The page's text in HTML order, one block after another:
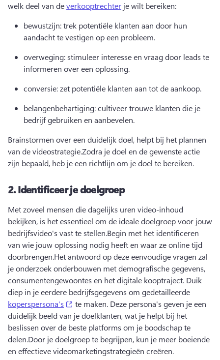
welk deel van de verkooptrechter je wilt bereiken:
bewustzijn: trek potentiële klanten aan door hun
aandacht te vestigen op een probleem.
overweging: stimuleer interesse en vraag door leads te
informeren over een oplossing.
conversie: zet potentiële klanten aan tot de aankoop.
belangenbehartiging: cultiveer trouwe klanten die je
bedrijf gebruiken en aanbevelen.
Brainstormen over een duidelijk doel, helpt bij het plannen
van de videostrategie.Zodra je doel en de gewenste actie
zijn bepaald, heb je een richtlijn om je doel te bereiken.
2.Identificeer je doelgroep
Met zoveel mensen die dagelijks uren video-inhoud
bekijken, is het essentieel om de ideale doelgroep voor jouw
bedrijfsvideo's vast te stellen.Begin met het identificeren
van wie jouw oplossing nodig heeft en waar ze online tijd
doorbrengen.Het antwoord op deze eenvoudige vragen zal
je onderzoek onderbouwen met demografische gegevens,
consumentengewoontes en het digitale kooptraject. Duik
diep in je eerdere bedrijfsgegevens om gedetailleerde
koperspersona's
(opens in a new tab)
te maken. Deze persona's geven je een
duidelijk beeld van je doelklanten, wat je helpt bij het
beslissen over de beste platforms om je boodschap te
delen.Door je doelgroep te begrijpen, kun je meer boeiende
en effectieve videomarketingstrategieën creëren.